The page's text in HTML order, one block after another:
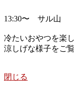
13:30〜 サル山
冷たいおやつを楽
涼しげな様子をご
閉じる